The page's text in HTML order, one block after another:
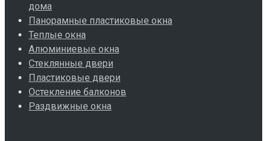
дома
Панорамные пластиковые окна
Теплые окна
Алюминиевые окна
Стеклянные двери
Пластиковые двери
Остекление балконов
Раздвижные окна